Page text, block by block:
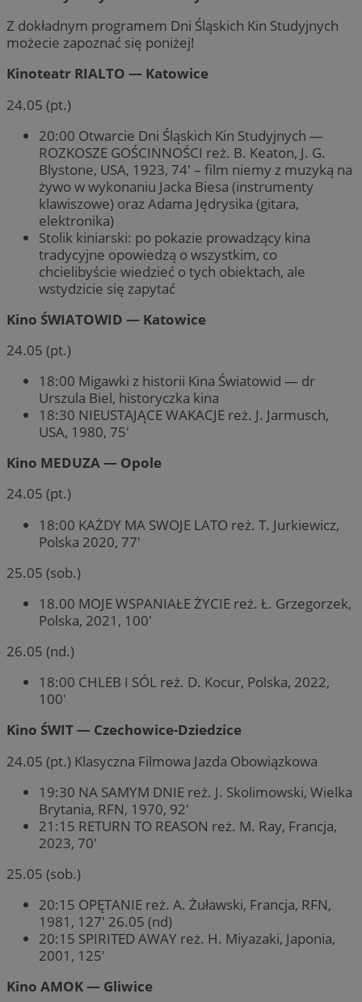
Z dokładnym programem Dni Śląskich Kin Studyjnych
możecie zapoznać się poniżej!
Kinoteatr RIALTO — Katowice
24.05 (pt.)
20:00 Otwarcie Dni Śląskich Kin Studyjnych —
ROZKOSZE GOŚCINNOŚCI reż. B. Keaton, J. G.
Blystone, USA, 1923, 74′ – film niemy z muzyką na
żywo w wykonaniu Jacka Biesa (instrumenty
klawiszowe) oraz Adama Jędrysika (gitara,
elektronika)
Stolik kiniarski: po pokazie prowadzący kina
tradycyjne opowiedzą o wszystkim, co
chcielibyście wiedzieć o tych obiektach, ale
wstydzicie się zapytać
Kino ŚWIATOWID — Katowice
24.05 (pt.)
18:00 Migawki z historii Kina Światowid — dr
Urszula Biel, historyczka kina
18:30 NIEUSTAJĄCE WAKACJE reż. J. Jarmusch,
USA, 1980, 75′
Kino MEDUZA — Opole
24.05 (pt.)
18:00 KAŻDY MA SWOJE LATO reż. T. Jurkiewicz,
Polska 2020, 77′
25.05 (sob.)
18.00 MOJE WSPANIAŁE ŻYCIE reż. Ł. Grzegorzek,
Polska, 2021, 100′
26.05 (nd.)
18:00 CHLEB I SÓL reż. D. Kocur, Polska, 2022,
100′
Kino ŚWIT — Czechowice-Dziedzice
24.05 (pt.) Klasyczna Filmowa Jazda Obowiązkowa
19:30 NA SAMYM DNIE reż. J. Skolimowski, Wielka
Brytania, RFN, 1970, 92′
21:15 RETURN TO REASON reż. M. Ray, Francja,
2023, 70′
25.05 (sob.)
20:15 OPĘTANIE reż. A. Żuławski, Francja, RFN,
1981, 127′ 26.05 (nd)
20:15 SPIRITED AWAY reż. H. Miyazaki, Japonia,
2001, 125′
Kino AMOK — Gliwice